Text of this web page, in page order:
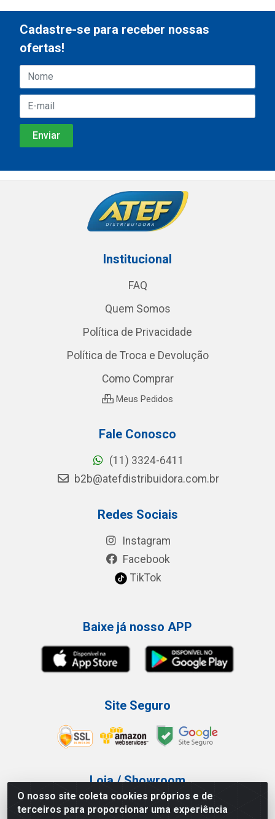
O nosso site coleta cookies próprios e de
terceiros para proporcionar uma experiência
Cadastre-se para receber nossas
ofertas!
Institucional
FAQ
Quem Somos
Política de Privacidade
Política de Troca e Devolução
Como Comprar
Meus Pedidos
Fale Conosco
(11) 3324-6411
b2b@atefdistribuidora.com.br
Redes Sociais
Instagram
Facebook
TikTok
Baixe já nosso APP
Site Seguro
Loja / Showroom
Tel.: (11) 3227-0546